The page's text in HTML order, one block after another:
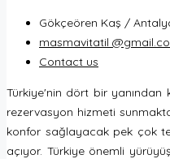
Gökçeören Kaş /
masmavitatil
Contact us
Türkiye'nin dört bir
rezervasyon hizmeti
konfor sağlayacak pek çok
açıyor. Türkiye önemli